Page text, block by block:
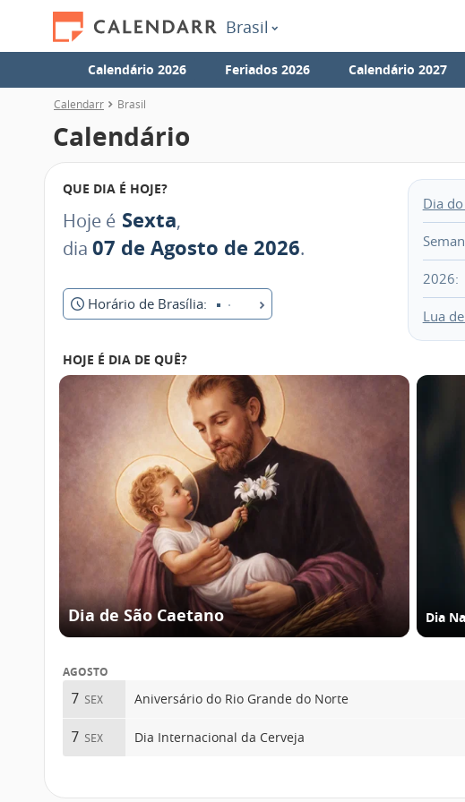
Brasil
Calendário 2026 Feriados 2026 Calendário 2027
Calendarr Brasil
Calendário
QUE DIA É HOJE?
Hoje é Sexta,
dia 07 de Agosto de 2026.
Horário de Brasília:
Dia
2026:
Lua
HOJE É DIA DE QUÊ?
Dia de São Caetano Dia
AGOSTO
7 SEX Aniversário do Rio Grande do Norte
7 SEX Dia Internacional da Cerveja